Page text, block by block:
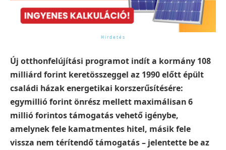
Új otthonfelújítási programot indít a kormány 108
milliárd forint keretösszeggel az 1990 előtt épült
családi házak energetikai korszerűsítésére:
egymillió forint önrész mellett maximálisan 6
millió forintos támogatás vehető igénybe,
amelynek fele kamatmentes hitel, másik fele
vissza nem térítendő támogatás – jelentette be az